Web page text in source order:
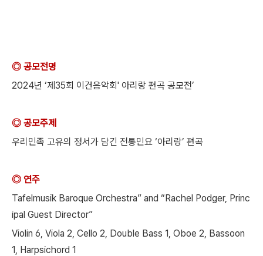
◎ 공모전명
2024년 ‘제35회 이건음악회' 아리랑 편곡 공모전’
◎ 공모주제
우리민족 고유의 정서가 담긴 전통민요 ‘아리랑’ 편곡
◎ 연주
Tafelmusik Baroque Orchestra” and “Rachel Podger, Princ
ipal Guest Director”
Violin 6, Viola 2, Cello 2, Double Bass 1, Oboe 2, Bassoon
1, Harpsichord 1